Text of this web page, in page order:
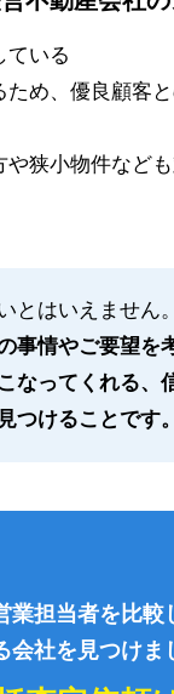
ている
ため、優良顧客
や狭小物件など
とはいえません
事情やご要望を
なってくれる、
つけることです。
業担当者を比較
会社を見つけま